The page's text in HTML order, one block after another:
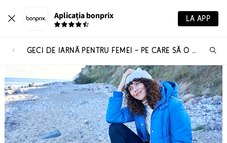
Aplicația bonprix LA APP
GECI DE IARNĂ PENTRU FEMEI – PE CARE SĂ O ALEG?